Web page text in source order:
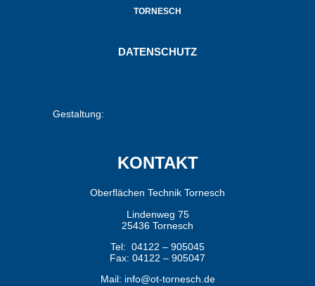
TORNESCH
DATENSCHUTZ
Gestaltung:
KONTAKT
Oberflächen Technik Tornesch
Lindenweg 75
25436 Tornesch
Tel: 04122 – 905045
Fax: 04122 – 905047
Mail: info@ot-tornesch.de